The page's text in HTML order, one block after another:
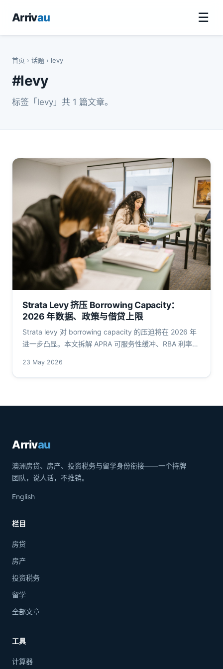
Arrivau ☰
首页 › 话题 › levy
#levy
标签「levy」共 1 篇文章。
Strata Levy 挤压 Borrowing Capacity：
2026 年数据、政策与借贷上限
Strata levy 对 borrowing capacity 的压迫将在 2026 年
进一步凸显。本文拆解 APRA 可服务性缓冲、RBA 利率路
澳洲华人借款人的贷款上限。
23 May 2026
Arrivau
澳洲房贷、房产、投资税务与留学身份衔接——一个持牌
团队，说人话，不推销。
English
栏目
房贷
房产
投资税务
留学
全部文章
工具
计算器